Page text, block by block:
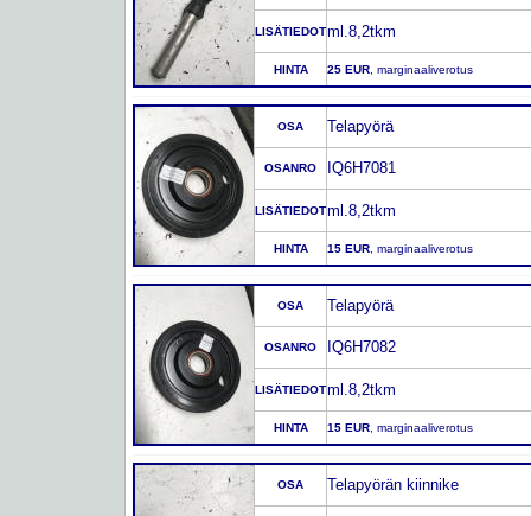
LISÄTIEDOTml.8,2tkm
HINTA 25 EUR , marginaaliverotus
OSA Telapyörä
OSANRO IQ6H7081
LISÄTIEDOTml.8,2tkm
HINTA 15 EUR , marginaaliverotus
OSA Telapyörä
OSANRO IQ6H7082
LISÄTIEDOTml.8,2tkm
HINTA 15 EUR , marginaaliverotus
OSA Telapyörän kiinnike